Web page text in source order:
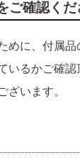
ご確認くだ
に、付属品
るかご確認
います。